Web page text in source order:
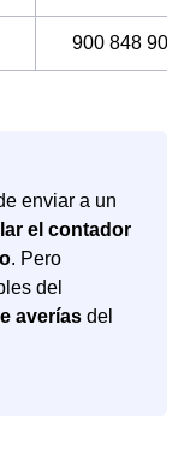
900 848 900
enviar a un
el contador
. Pero
del
averías del